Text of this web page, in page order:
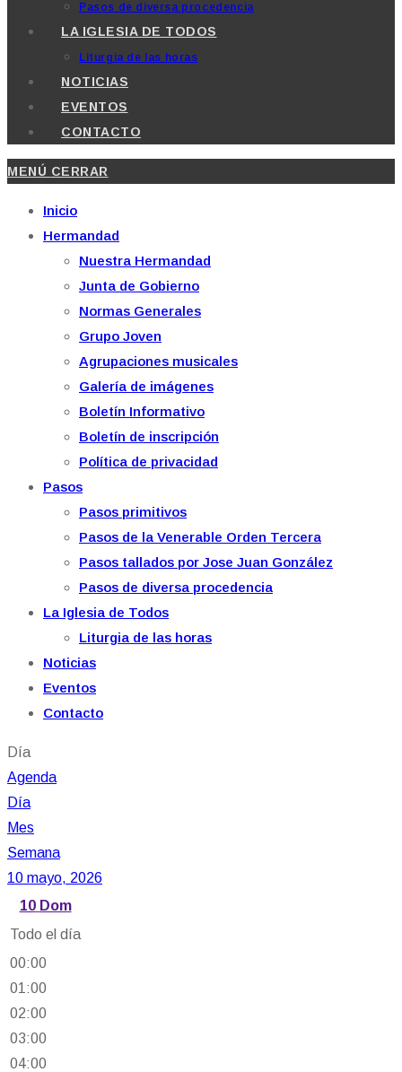
Pasos de diversa procedencia
LA IGLESIA DE TODOS
Liturgia de las horas
NOTICIAS
EVENTOS
CONTACTO
MENÚ CERRAR
Inicio
Hermandad
Nuestra Hermandad
Junta de Gobierno
Normas Generales
Grupo Joven
Agrupaciones musicales
Galería de imágenes
Boletín Informativo
Boletín de inscripción
Política de privacidad
Pasos
Pasos primitivos
Pasos de la Venerable Orden Tercera
Pasos tallados por Jose Juan González
Pasos de diversa procedencia
La Iglesia de Todos
Liturgia de las horas
Noticias
Eventos
Contacto
Día
Agenda
Día
Mes
Semana
10 mayo, 2026
10 Dom
Todo el día
00:00
01:00
02:00
03:00
04:00